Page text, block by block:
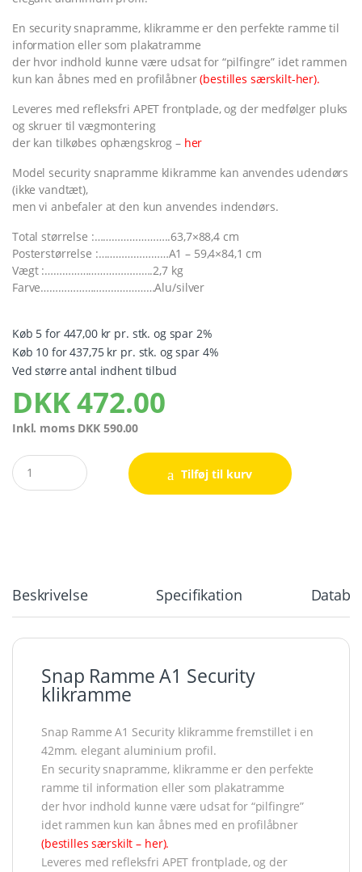
En security snapramme, klikramme er den perfekte ramme til
information eller som plakatramme
der hvor indhold kunne være udsat for “pilfingre” idet rammen
kun kan åbnes med en profilåbner(bestilles særskilt-her).
Leveres med refleksfri APET frontplade, og der medfølger pluks
og skruer til vægmontering
der kan tilkøbes ophængskrog – her
Model security snapramme klikramme kan anvendes udendørs
(ikke vandtæt),
men vi anbefaler at den kun anvendes indendørs.
Total størrelse :……………………..63,7×88,4 cm
Posterstørrelse :……………………A1 – 59,4×84,1 cm
Vægt :……………………………….2,7 kg
Farve…………………………………Alu/silver
Køb 5 for 447,00 kr pr. stk. og spar 2%
Køb 10 for 437,75 kr pr. stk. og spar 4%
Ved større antal indhent tilbud
DKK472.00
Inkl. moms DKK 590.00
Quantity
Tilføj til kurv
Beskrivelse Specifikation
Snap Ramme A1 Security
klikramme
Snap Ramme A1 Security klikramme fremstillet i en
42mm. elegant aluminium profil.
En security snapramme, klikramme er den perfekte
ramme til information eller som plakatramme
der hvor indhold kunne være udsat for “pilfingre”
idet rammen kun kan åbnes med en profilåbner
(bestilles særskilt – her).
Leveres med refleksfri APET frontplade, og der